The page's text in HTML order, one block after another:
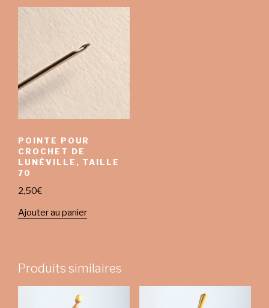
POINTE POUR
CROCHET DE
LUNÉVILLE, TAILLE
70
2,50€
Ajouter au panier
Produits similaires